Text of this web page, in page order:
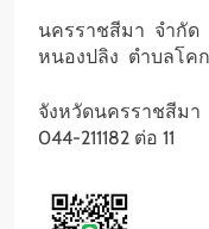
นครราชสีมา จำกัด
หนองปลิง ตำบลโค
จังหวัดนครราชสีมา
044-211182 ต่อ 11